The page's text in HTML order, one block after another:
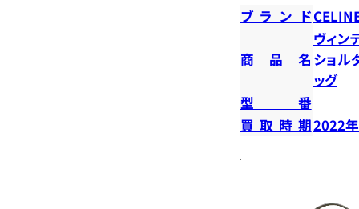
ブランド
商品名
ヴィン
ショル
ッグ
型番
買取時期2022